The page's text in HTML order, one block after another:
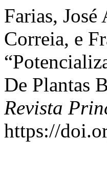
Farias,
Correia, e
De Plantas
Revista
https://